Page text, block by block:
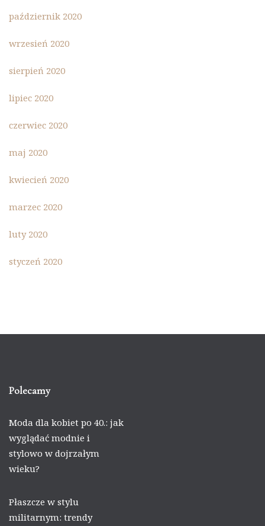
październik 2020
wrzesień 2020
sierpień 2020
lipiec 2020
czerwiec 2020
maj 2020
kwiecień 2020
marzec 2020
luty 2020
styczeń 2020
Polecamy
Moda dla kobiet po 40.: jak
wyglądać modnie i
stylowo w dojrzałym
wieku?
Płaszcze w stylu
militarnym: trendy